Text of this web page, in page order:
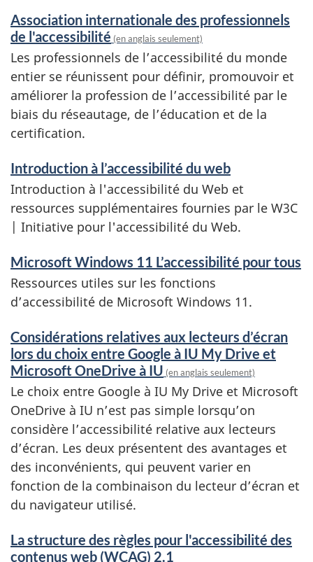
Association internationale des professionnels
de l'accessibilité (en anglais seulement)
Les professionnels de l’accessibilité du monde
entier se réunissent pour définir, promouvoir et
améliorer la profession de l’accessibilité par le
biais du réseautage, de l’éducation et de la
certification.
Introduction à l’accessibilité du web
Introduction à l'accessibilité du Web et
ressources supplémentaires fournies par le W3C
| Initiative pour l'accessibilité du Web.
Microsoft Windows 11 L’accessibilité pour tous
Ressources utiles sur les fonctions
d’accessibilité de Microsoft Windows 11.
Considérations relatives aux lecteurs d’écran
lors du choix entre Google à IU My Drive et
Microsoft OneDrive à IU (en anglais seulement)
Le choix entre Google à IU My Drive et Microsoft
OneDrive à IU n’est pas simple lorsqu’on
considère l’accessibilité relative aux lecteurs
d’écran. Les deux présentent des avantages et
des inconvénients, qui peuvent varier en
fonction de la combinaison du lecteur d’écran et
du navigateur utilisé.
La structure des règles pour l'accessibilité des
contenus web (WCAG) 2.1